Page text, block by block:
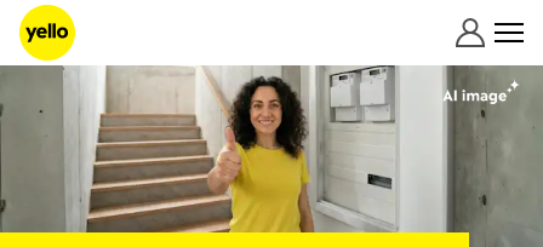
Zum Inhalt springen